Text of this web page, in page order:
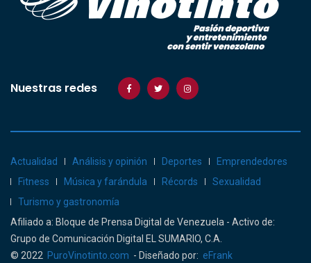
Nuestras redes
Actualidad Análisis y opinión Deportes
Emprendedores
Fitness
Música y farándula Récords
Sexualidad
Turismo y gastronomía
Afiliado a: Bloque de Prensa Digital de Venezuela - Activo de:
Grupo de Comunicación Digital EL SUMARIO, C.A.
© 2022 PuroVinotinto.com - Diseñado por: eFrank